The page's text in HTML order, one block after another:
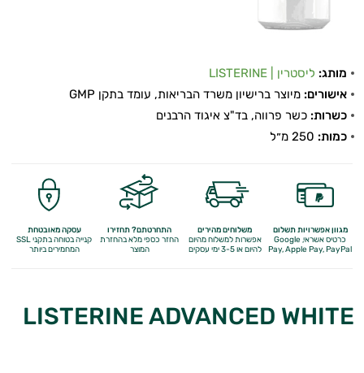
מותג: ליסטרין | LISTERINE
אישורים: מיוצר ברישיון משרד הבריאות, עומד בתקן GMP
כשרות: כשר פרווה, בד"צ איגוד הרבנים
כמות:
מגוון אפשרויות תשלום
כרטיס אשראי, Google
Pay,Apple Pay, PayPal
משלוחים מהירים
אפשרות למשלוח מהיום
להיום או 3-5 ימי עסקים
התחרטתם? תחזירו
החזר כספי מלאבהחזרת
המוצר
עסקה מאובטחת
קנייה בטוחה בתקני SSL
המחמירים ביותר
LISTERINE ADVANCED WHITE